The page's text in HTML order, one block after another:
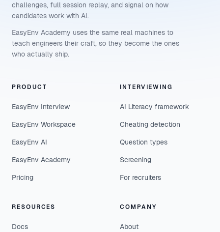
challenges, full session replay, and signal on how
candidates work with AI.
EasyEnv Academy uses the same real machines to
teach engineers their craft, so they become the ones
who actually ship.
PRODUCT
EasyEnv Interview
EasyEnv Workspace
EasyEnv AI
EasyEnv Academy
Pricing
INTERVIEWING
AI Literacy framework
Cheating detection
Question types
Screening
For recruiters
RESOURCES
Docs
COMPANY
About